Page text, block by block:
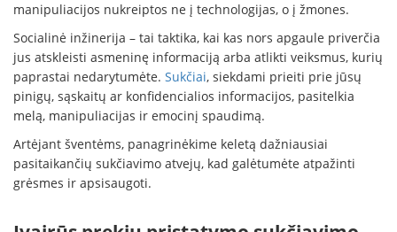
manipuliacijos nukreiptos ne į technologijas, o į žmones.
Socialinė inžinerija – tai taktika, kai kas nors apgaule priverčia
jus atskleisti asmeninę informaciją arba atlikti veiksmus, kurių
paprastai nedarytumėte. Sukčiai, siekdami prieiti prie jūsų
pinigų, sąskaitų ar konfidencialios informacijos, pasitelkia
melą, manipuliacijas ir emocinį spaudimą.
Artėjant šventėms, panagrinėkime keletą dažniausiai
pasitaikančių sukčiavimo atvejų, kad galėtumėte atpažinti
grėsmes ir apsisaugoti.